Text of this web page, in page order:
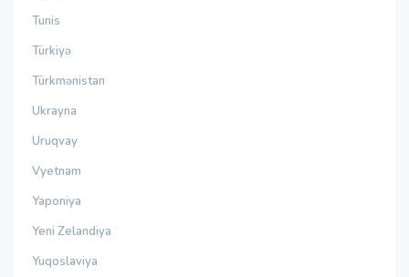
Tunis
Türkiyə
Türkmənistan
Ukrayna
Uruqvay
Vyetnam
Yaponiya
Yeni Zelandiya
Yuqoslaviya